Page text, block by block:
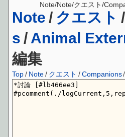
Note / クエスト /
s / Animal
編集
Note/Note/クエスト/
Top / Note/ クエスト / Companions/